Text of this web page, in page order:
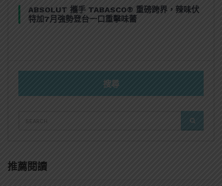
ABSOLUT 攜手 TABASCO® 重磅跨界，辣味伏
特加7月強勢登台一口重擊味蕾
搜尋
FOR:
推薦閱讀